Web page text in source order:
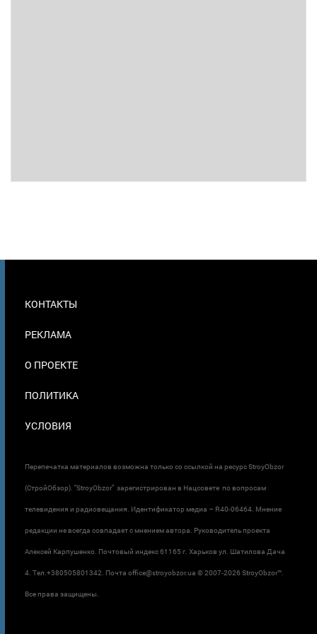
В
КОНТАКТЫ
РЕКЛАМА
О ПРОЕКТЕ
ПОЛИТИКА
УСЛОВИЯ
Перепечатка материалов возможна только со ссылкой на ресурс StroyObzor
(СтройОбзор). "StroyObzor" зарегистрирован в Нацсовете по вопросам
телевидения и радиовещания. Идентификатор медиа – R40-06464. Мнение
редакции не всегда совпадает с мнением автора. Руководитель проекта
Алексей Карпушенко. Почтовый индекс 61165 г. Харьков ул. Шатилова Дача
4. Тел.+380505801342. Почта office@stroyobzor.ua © 2007-2026 StroyObzor™.
Все права защищены.